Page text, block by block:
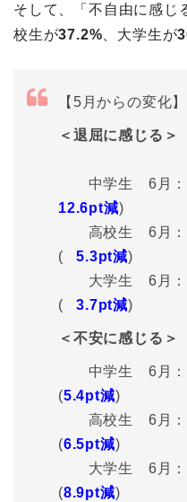
そして、「不自由に感じ
校生が37.2% 、大学生が
【5月からの変化】
＜退屈に感じる＞
中学生 6月：
12.6pt減)
高校生 6月：
(5.3pt減)
大学生 6月：
(3.7pt減)
＜不安に感じる＞
中学生 6月：
(5.4pt減)
高校生 6月：
(6.5pt減)
大学生 6月：
(8.9pt減)